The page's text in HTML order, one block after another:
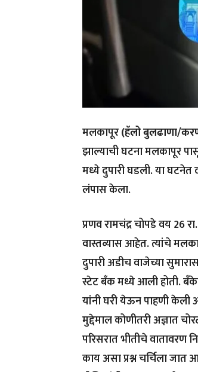
मलकापूर(हॅलो बुलढाणा/
झाल्याची घटना मलकापूर
मध्ये दुपारी घडली. या घटनेत
लंपास केला.
प्रणव रामचंद्र चोपडे वय 26
वास्तव्यास आहेत. त्यांचे
दुपारी अडीच वाजेच्या
स्टेट बँक मध्ये आली होती.
यांनी घरी येऊन पाहणी
मुद्देमाल कोणीतरी अज्ञात
परिसरात भीतीचे वातावरण
काय असा प्रश्न चर्चिला जात